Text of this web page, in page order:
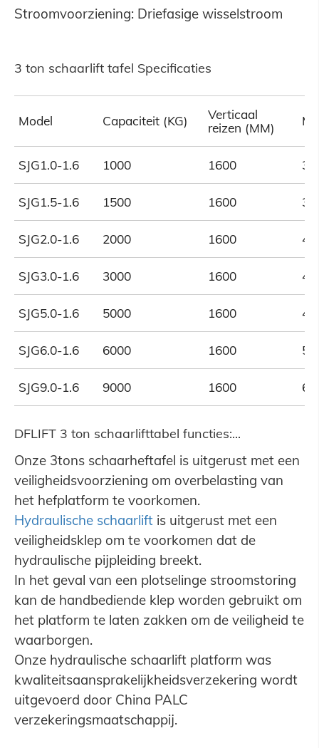
Stroomvoorziening: Driefasige wisselstroom
3 ton schaarlift tafel Specificaties
Model Capaciteit (KG)
Verticaal
reizen (MM)
SJG1.0-1.6 1000 1600
SJG1.5-1.6 1500 1600
SJG2.0-1.6 2000 1600
SJG3.0-1.6 3000 1600
SJG5.0-1.6 5000 1600
SJG6.0-1.6 6000 1600
SJG9.0-1.6 9000 1600
DFLIFT 3 ton schaarlifttabel functies:...
Onze 3tons schaarheftafel is uitgerust met een
veiligheidsvoorziening om overbelasting van
het hefplatform te voorkomen.
Hydraulische schaarliftis uitgerust met een
veiligheidsklep om te voorkomen dat de
hydraulische pijpleiding breekt.
In het geval van een plotselinge stroomstoring
kan de handbediende klep worden gebruikt om
het platform te laten zakken om de veiligheid te
waarborgen.
Onze hydraulische schaarlift platform was
kwaliteitsaansprakelijkheidsverzekering wordt
uitgevoerd door China PALC
verzekeringsmaatschappij.